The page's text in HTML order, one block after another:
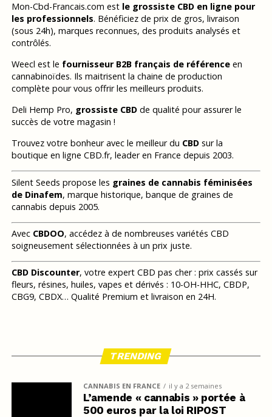
Mon-Cbd-Francais.com est le grossiste CBD en ligne pour
les professionnels. Bénéficiez de prix de gros, livraison
(sous 24h), marques reconnues, des produits analysés et
contrôlés.
Weecl est le fournisseur B2B français de référenceen
cannabinoïdes. Ils maitrisent la chaine de production
complète pour vous offrir les meilleurs produits.
Deli Hemp Pro, grossiste CBDde qualité pour assurer le
succès de votre magasin !
Trouvez votre bonheur avec le meilleur du CBDsur la
boutique en ligne CBD.fr, leader en France depuis 2003.
Silent Seeds propose les graines de cannabis féminisées
de Dinafem, marque historique, banque de graines de
cannabis depuis 2005.
Avec CBDOO, accédez à de nombreuses variétés CBD
soigneusement sélectionnées à un prix juste.
CBD Discounter, votre expert CBD pas cher : prix cassés sur
fleurs, résines, huiles, vapes et dérivés : 10-OH-HHC, CBDP,
CBG9, CBDX… Qualité Premium et livraison en 24H.
TRENDING
CANNABIS EN FRANCE il y a 2 semaines
L’amende « cannabis » portée à
500 euros par la loi RIPOST